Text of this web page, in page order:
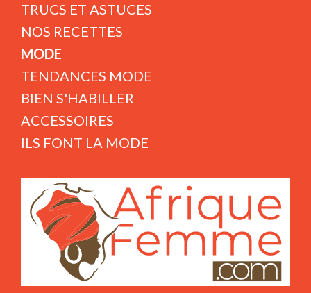
TRUCS ET ASTUCES
NOS RECETTES
MODE
TENDANCES MODE
BIEN S'HABILLER
ACCESSOIRES
ILS FONT LA MODE